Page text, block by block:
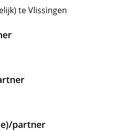
te Vlissingen
partner